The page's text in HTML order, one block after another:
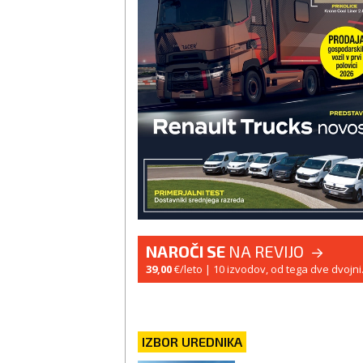
NAROČI SE NA REVIJO
39,00€/leto | 10 izvodov, od tega dve dvojni.
IZBOR UREDNIKA